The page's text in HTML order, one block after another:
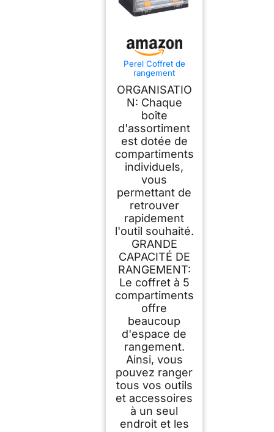
Perel Coffret de
rangement
boite à outils, boite
de rangement vide,
caisse outil
plastique, portable,
avec 4 boîtes
amovibles,
noir/orange, 340 x
272 x 341 mm
ORGANISATIO
N: Chaque
boîte
d'assortiment
est dotée de
compartiments
individuels,
vous
permettant de
retrouver
rapidement
l'outil souhaité.
GRANDE
CAPACITÉ DE
RANGEMENT:
Le coffret à 5
compartiments
offre
beaucoup
d'espace de
rangement.
Ainsi, vous
pouvez ranger
tous vos outils
et accessoires
à un seul
endroit et les